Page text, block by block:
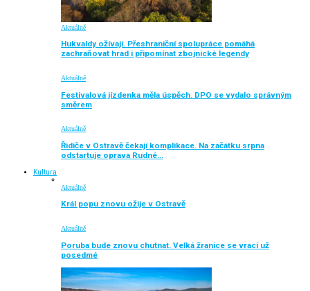
Aktuálně
Hukvaldy ožívají. Přeshraniční spolupráce pomáhá
zachraňovat hrad i připomínat zbojnické legendy
Aktuálně
Festivalová jízdenka měla úspěch. DPO se vydalo správným
směrem
Aktuálně
Řidiče v Ostravě čekají komplikace. Na začátku srpna
odstartuje oprava Rudné…
Kultura
Aktuálně
Král popu znovu ožije v Ostravě
Aktuálně
Poruba bude znovu chutnat. Velká žranice se vrací už
posedmé